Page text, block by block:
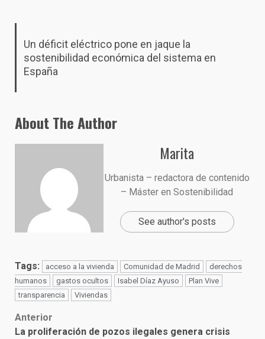
Un déficit eléctrico pone en jaque la
sostenibilidad económica del sistema en
España
About The Author
Marita
Urbanista – redactora de contenido
– Máster en Sostenibilidad
See author's posts
Tags: acceso a la vivienda Comunidad de Madrid
derechos
humanos
gastos ocultos Isabel Díaz Ayuso
Plan Vive
transparencia
Viviendas
Post
Anterior
La proliferación de pozos ilegales genera crisis